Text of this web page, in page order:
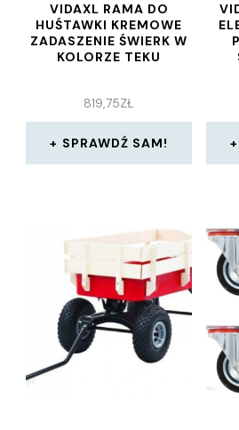
VIDAXL RAMA DO
HUŚTAWKI KREMOWE
ZADASZENIE ŚWIERK W
KOLORZE TEKU
819,75ZŁ
SPRAWDŹ SAM!